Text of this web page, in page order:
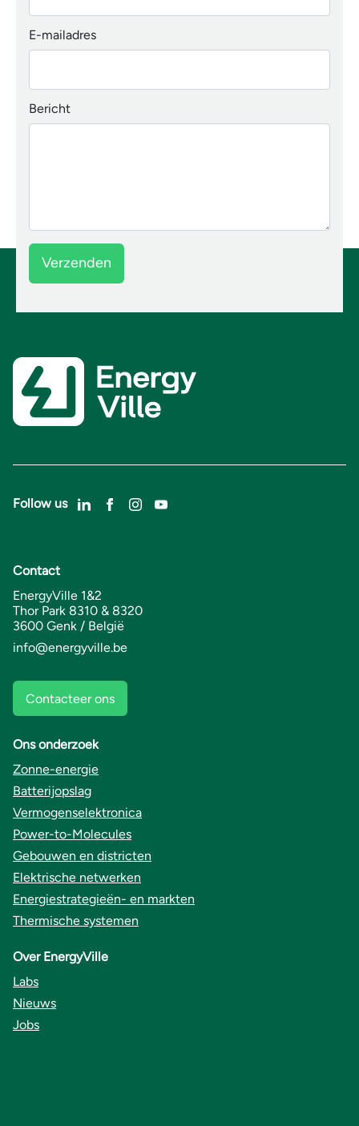
E-mailadres
Bericht
Follow us
Contact
EnergyVille 1&2
Thor Park 8310 & 8320
3600 Genk / België
info@energyville.be
Contacteer ons
Ons onderzoek
Zonne-energie
Batterijopslag
Vermogenselektronica
Power-to-Molecules
Gebouwen en districten
Elektrische netwerken
Energiestrategieën- en markten
Thermische systemen
Over EnergyVille
Labs
Nieuws
Jobs